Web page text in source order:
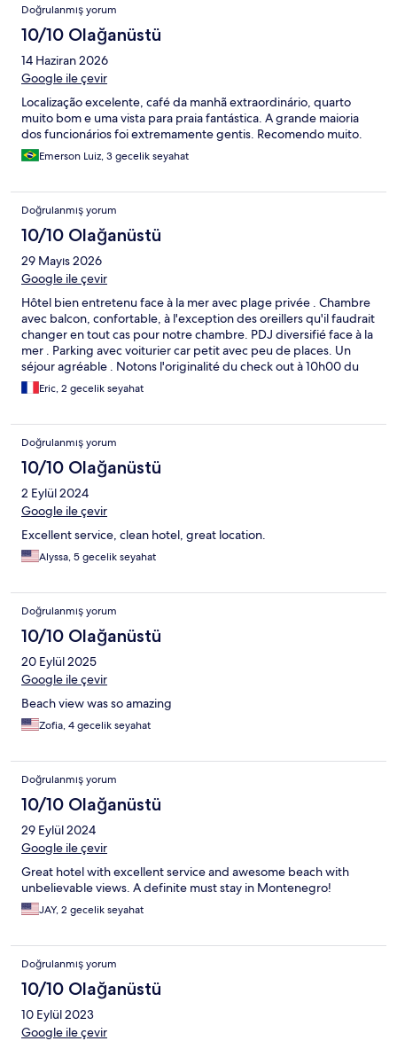
Doğrulanmış yorum
10/10 Olağanüstü
14 Haziran 2026
Google ile çevir
Localização excelente, café da manhã extraordinário, quarto
muito bom e uma vista para praia fantástica. A grande maioria
dos funcionários foi extremamente gentis. Recomendo muito.
Emerson Luiz, 3 gecelik seyahat
Doğrulanmış yorum
10/10 Olağanüstü
29 Mayıs 2026
Google ile çevir
Hôtel bien entretenu face à la mer avec plage privée . Chambre
avec balcon, confortable, à l'exception des oreillers qu'il faudrait
changer en tout cas pour notre chambre. PDJ diversifié face à la
mer . Parking avec voiturier car petit avec peu de places. Un
séjour agréable . Notons l'originalité du check out à 10h00 du
matin , jamais vu parmi nos quelques centaines d'hôtels à notre
actif ( en général entre 11 et 12h00) .
Eric, 2 gecelik seyahat
Doğrulanmış yorum
10/10 Olağanüstü
2 Eylül 2024
Google ile çevir
Excellent service, clean hotel, great location.
Alyssa, 5 gecelik seyahat
Doğrulanmış yorum
10/10 Olağanüstü
20 Eylül 2025
Google ile çevir
Beach view was so amazing
Zofia, 4 gecelik seyahat
Doğrulanmış yorum
10/10 Olağanüstü
29 Eylül 2024
Google ile çevir
Great hotel with excellent service and awesome beach with
unbelievable views. A definite must stay in Montenegro!
JAY, 2 gecelik seyahat
Doğrulanmış yorum
10/10 Olağanüstü
10 Eylül 2023
Google ile çevir